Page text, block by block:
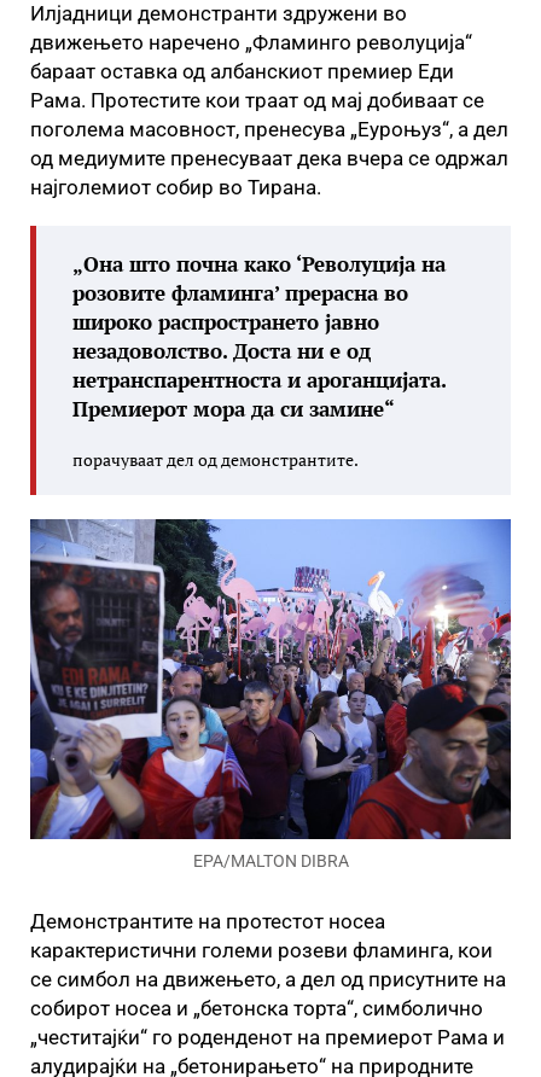
Илјадници демонстранти здружени во
движењето наречено „Фламинго револуција“
бараат оставка од албанскиот премиер Еди
Рама. Протестите кои траат од мај добиваат се
поголема масовност, пренесува „Еуроњуз“, а дел
од медиумите пренeсуваат дека вчера се одржал
најголемиот собир во Тирана.
„Она што почна како ‘Револуција на
розовите фламинга’ прерасна во
широко распространето јавно
незадоволство. Доста ни е од
нетранспарентноста и ароганцијата.
Премиерот мора да си замине“
порачуваат дел од демонстрантите.
EPA/MALTON DIBRA
Демонстрантите на протестот носеа
карактеристични големи розеви фламинга, кои
се симбол на движењето, а дел од присутните на
собирот носеа и „бетонска торта“, симболично
„честитајќи“ го роденденот на премиерот Рама и
алудирајќи на „бетонирањето“ на природните